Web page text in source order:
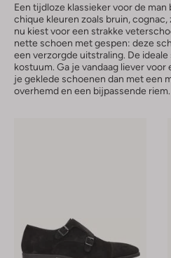
Een tijdloze klassieker voor de man
chique kleuren zoals bruin,
nu kiest voor een strakke
nette schoen met gespen: deze
een verzorgde uitstraling. De
kostuum. Ga je vandaag liever
je geklede schoenen dan met een
overhemd en een bijpassende riem.